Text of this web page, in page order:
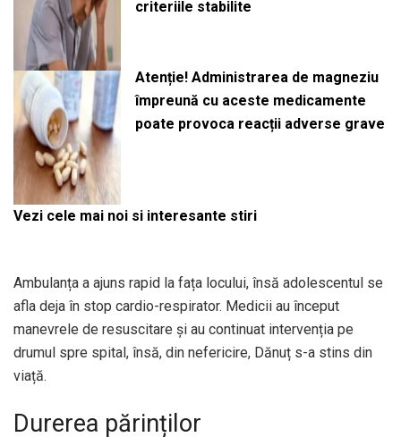
criteriile stabilite
Atenție! Administrarea de magneziu
împreună cu aceste medicamente
poate provoca reacții adverse grave
Vezi cele mai noi si interesante stiri
Ambulanța a ajuns rapid la fața locului, însă adolescentul se
afla deja în stop cardio-respirator. Medicii au început
manevrele de resuscitare și au continuat intervenția pe
drumul spre spital, însă, din nefericire, Dănuț s-a stins din
viață.
Durerea părinților